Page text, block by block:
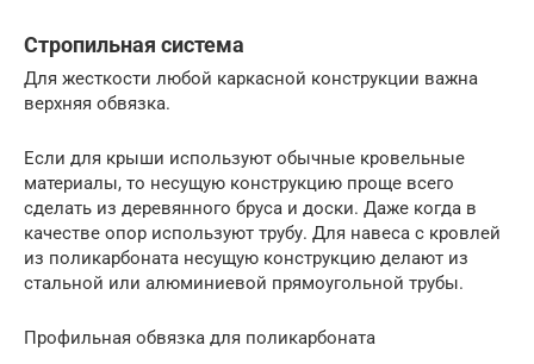
Стропильная система
Для жесткости любой каркасной конструкции важна
верхняя обвязка.
Если для крыши используют обычные кровельные
материалы, то несущую конструкцию проще всего
сделать из деревянного бруса и доски. Даже когда в
качестве опор используют трубу. Для навеса с кровлей
из поликарбоната несущую конструкцию делают из
стальной или алюминиевой прямоугольной трубы.
Профильная обвязка для поликарбоната